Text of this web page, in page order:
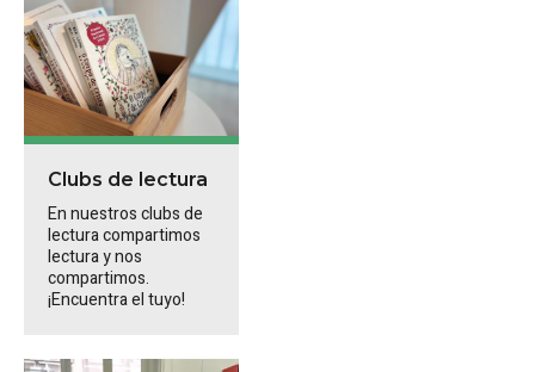
Clubs de lectura
En nuestros clubs de
lectura compartimos
lectura y nos
compartimos.
¡Encuentra el tuyo!